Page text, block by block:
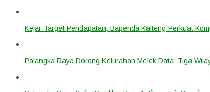
Kejar Target Pendapatan, Bapenda Kalteng Perkuat
Palangka Raya Dorong Kelurahan Melek Data, Tiga